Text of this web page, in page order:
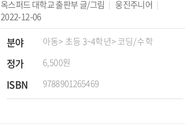
옥스퍼드 대학교 출판부 글/그림
웅진주니어
2022-12-06
분야 아동> 초등 3~4학년> 코딩/수학
정가 6,500원
ISBN 9788901265469